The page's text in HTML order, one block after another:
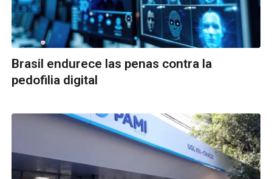
Brasil endurece las penas contra la
pedofilia digital